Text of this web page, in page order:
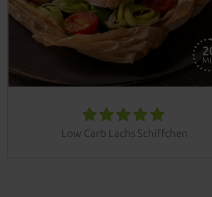
Low Carb Lachs Schiffchen